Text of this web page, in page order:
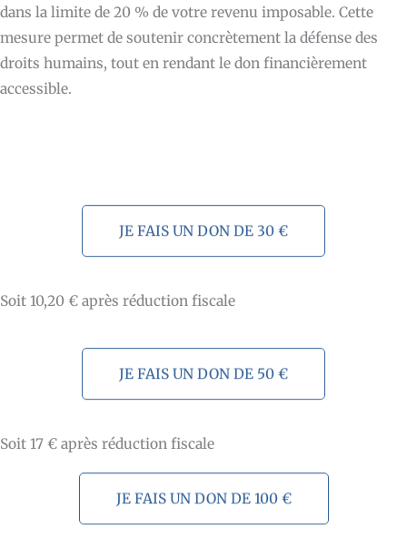
dans la limite de 20 % de votre revenu imposable. Cette
mesure permet de soutenir concrètement la défense des
droits humains, tout en rendant le don financièrement
accessible.
JE FAIS UN DON DE 30 €
Soit 10,20 € après réduction fiscale
JE FAIS UN DON DE 50 €
Soit 17 € après réduction fiscale
JE FAIS UN DON DE 100 €